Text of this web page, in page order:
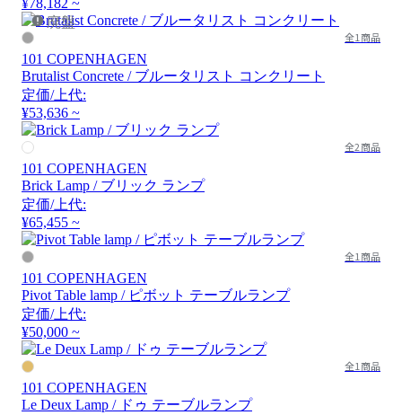
¥78,182 ~
廃盤
全1商品
101 COPENHAGEN
Brutalist Concrete / ブルータリスト コンクリート
定価/上代:
¥53,636 ~
全2商品
101 COPENHAGEN
Brick Lamp / ブリック ランプ
定価/上代:
¥65,455 ~
全1商品
101 COPENHAGEN
Pivot Table lamp / ピボット テーブルランプ
定価/上代:
¥50,000 ~
全1商品
101 COPENHAGEN
Le Deux Lamp / ドゥ テーブルランプ